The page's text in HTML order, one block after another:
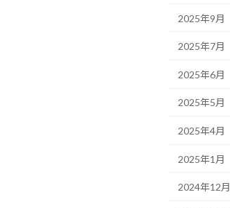
2025年9月
2025年7月
2025年6月
2025年5月
2025年4月
2025年1月
2024年12月